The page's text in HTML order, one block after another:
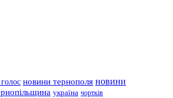
новини тернополя новини
україна чортків